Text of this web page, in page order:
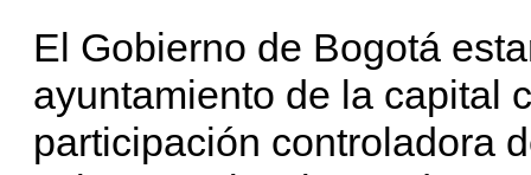
El Gobierno de Bogotá
ayuntamiento de la capital
participación controladora